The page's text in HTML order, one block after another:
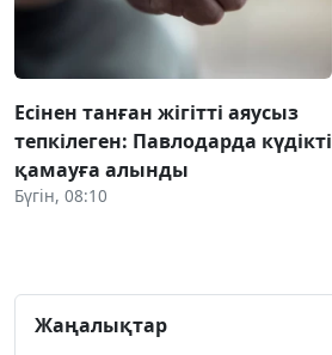
Есінен танған жігітті аяусыз
тепкілеген: Павлодарда күдікті
қамауға алынды
Бүгін, 08:10
Жаңалықтар